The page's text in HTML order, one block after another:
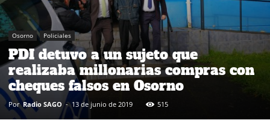
Osorno Policiales
PDI detuvo a un sujeto que
realizaba millonarias compras con
cheques falsos en Osorno
Por Radio SAGO - 13 de junio de 2019 515